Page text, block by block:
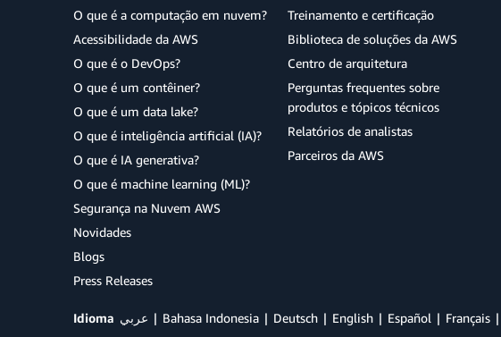
O que é a computação em nuvem?
Acessibilidade da AWS
O que é o DevOps?
O que é um contêiner?
O que é um data lake?
O que é inteligência artificial (IA)?
O que é IA generativa?
O que é machine learning (ML)?
Segurança na Nuvem AWS
Novidades
Blogs
Press Releases
Treinamento e certificação
Biblioteca de soluções da AWS
Centro de arquitetura
Perguntas frequentes sobre
produtos e tópicos técnicos
Relatórios de analistas
Parceiros da AWS
Idioma عربي Bahasa Indonesia Deutsch English Español Français